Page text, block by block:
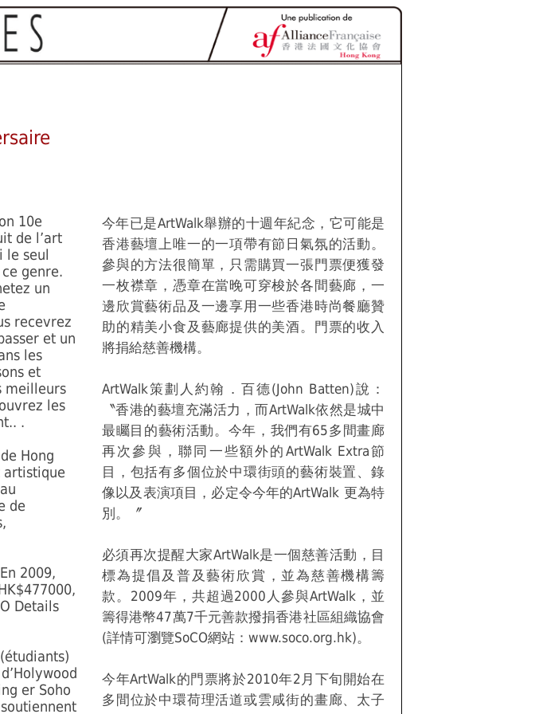
10e
de l’art
le seul
genre.
un
recevrez
et un
les
et
meilleurs
les
.
Hong
artistique
de
2009,
Details
er Soho
今年已是ArtWalk舉辦的十週年紀念，它可能是
香港藝壇上唯一的一項帶有節日氣氛的活動。
參與的方法很簡單，只需購買一張門票便獲發
一枚襟章，憑章在當晚可穿梭於各間藝廊，一
邊欣賞藝術品及一邊享用一些香港時尚餐廳贊
助的精美小食及藝廊提供的美酒。門票的收入
將捐給慈善機構。
ArtWalk策劃人約翰．百德(John Batten)說：
〝香港的藝壇充滿活力，而ArtWalk依然是城中
最矚目的藝術活動。今年，我們有65多間畫廊
再次參與，聯同一些額外的ArtWalk Extra節
目，包括有多個位於中環街頭的藝術裝置、錄
像以及表演項目，必定令今年的ArtWalk 更為特
別。〞
必須再次提醒大家ArtWalk是一個慈善活動，目
標為提倡及普及藝術欣賞，並為慈善機構籌
款。2009年，共超過2000人參與ArtWalk，並
籌得港幣47萬7千元善款撥捐香港社區組織協會
(詳情可瀏覽SoCO網站：www.soco.org.hk)。
今年ArtWalk的門票將於2010年2月下旬開始在
多間位於中環荷理活道或雲咸街的畫廊、太子